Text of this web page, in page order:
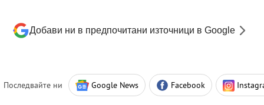
Добави ни в предпочитани източници в Google
Последвайте ни Google News Facebook